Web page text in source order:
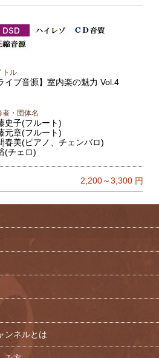
トル
イブ音源】室内楽の魅力 Vol.4
者・団体名
史子(フルート)
元章(フルート)
春美(ピアノ、チェンバロ)
(チェロ)
2,200～3,300円
ンネルとは